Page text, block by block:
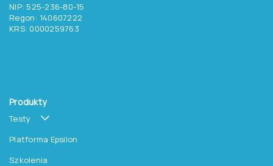
NIP: 525-236-80-15
Regon: 140607222
KRS: 0000259763
Produkty
Testy
Platforma Epsilon
Szkolenia